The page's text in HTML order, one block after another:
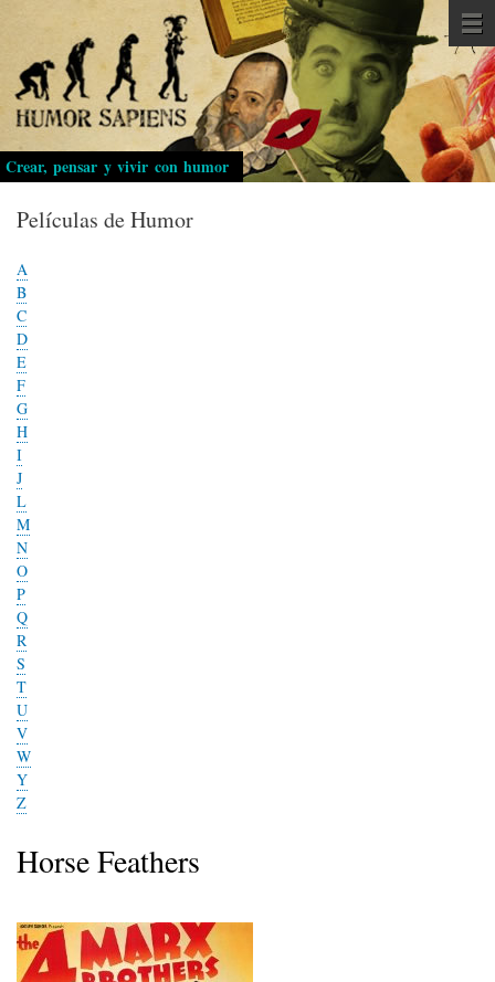
Pasar
al
contenido
principal
Crear, pensar y vivir con humor
Películas de Humor
A
B
C
D
E
F
G
H
I
J
L
M
N
O
P
Q
R
S
T
U
V
W
Y
Z
Horse Feathers